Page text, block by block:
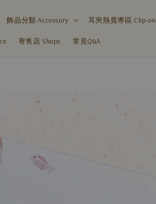
飾品分類 Accessory 耳夾熱賣專區 Clip-on
寄售店 Shops 常見Q&A